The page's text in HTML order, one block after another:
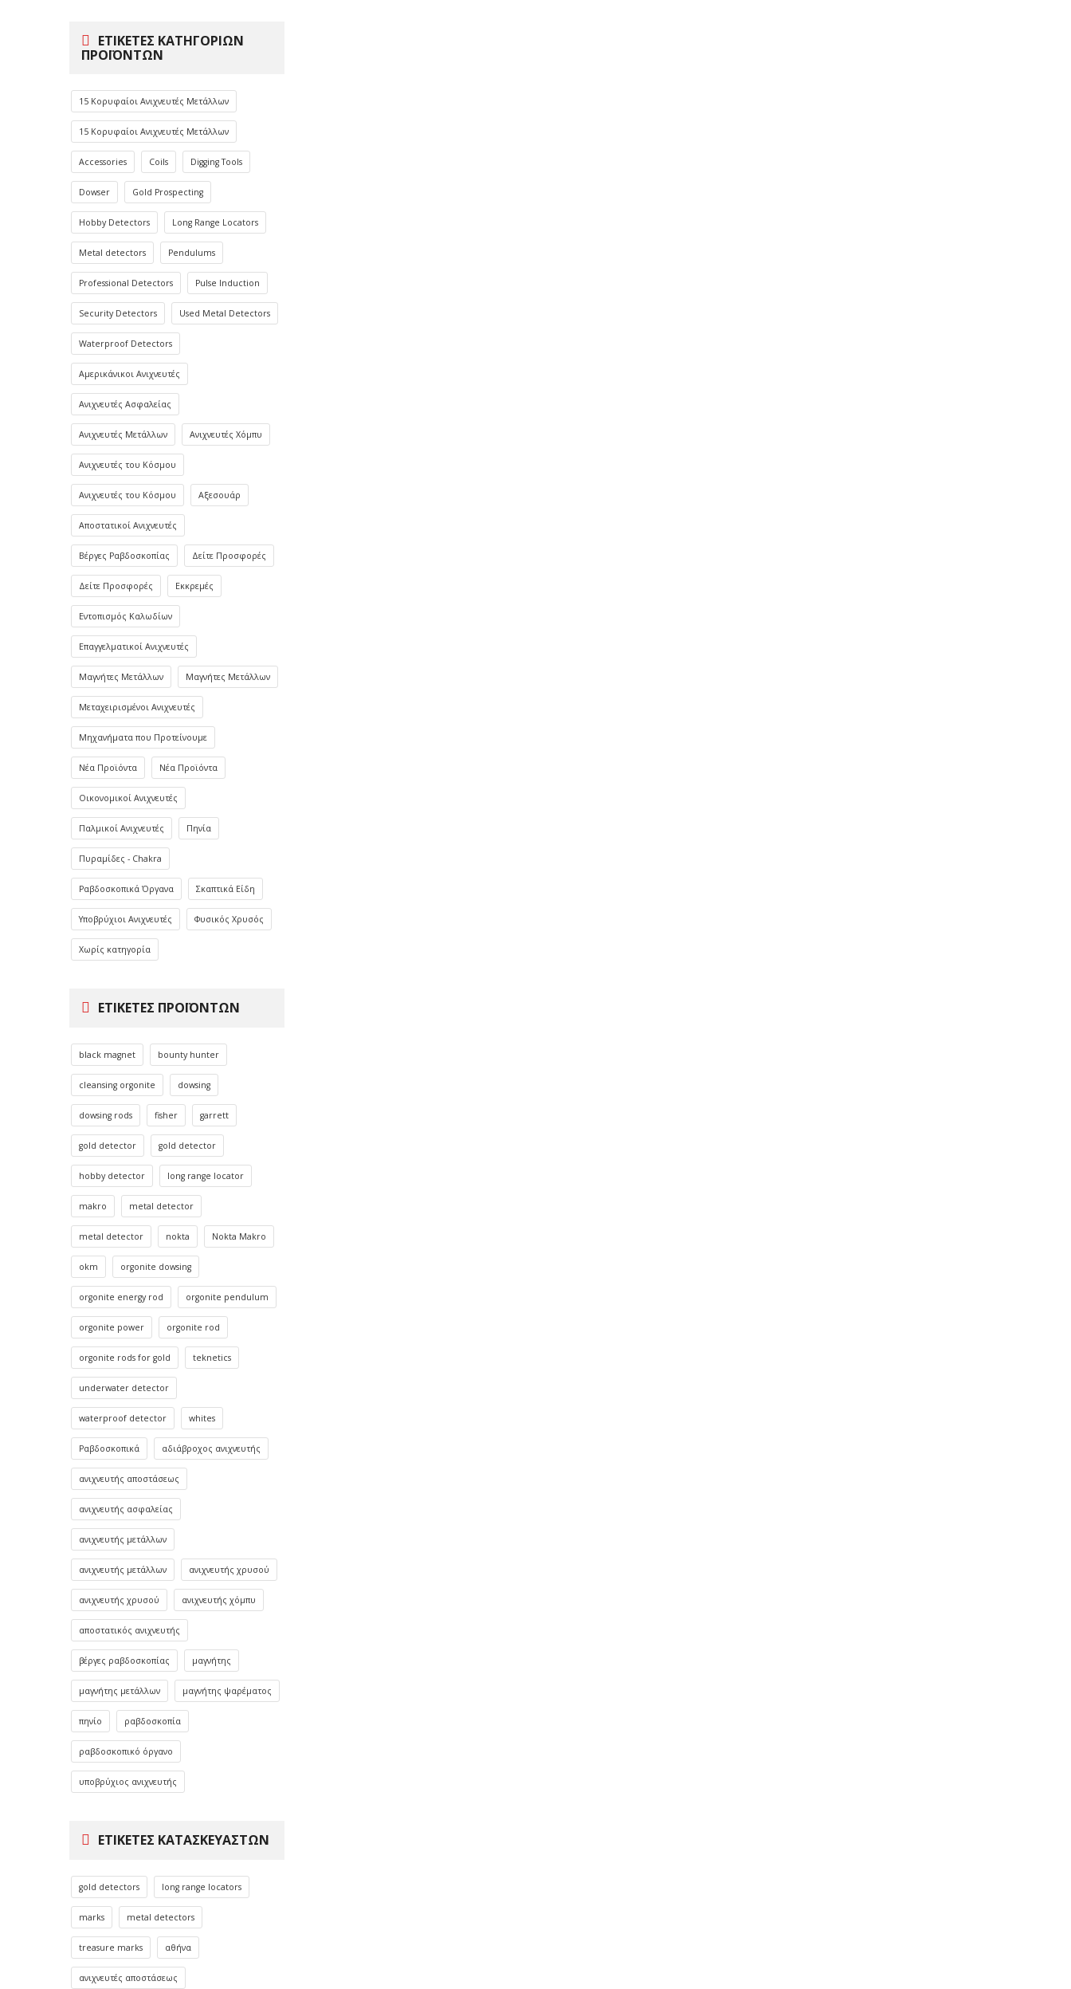
ΕΤΙΚΈΤΕΣ ΚΑΤΗΓΟΡΙΏΝ
ΠΡΟΪΌΝΤΩΝ
15 Κορυφαίοι Ανιχνευτές Μετάλλων
15 Κορυφαίοι Ανιχνευτές Μετάλλων
Accessories Coils Digging Tools
Dowser Gold Prospecting
Hobby Detectors Long Range Locators
Metal detectors Pendulums
Professional Detectors Pulse Induction
Security Detectors Used Metal Detectors
Waterproof Detectors
Αμερικάνικοι Ανιχνευτές
Ανιχνευτές Ασφαλείας
Ανιχνευτές Μετάλλων Ανιχνευτές Χόμπυ
Ανιχνευτές του Κόσμου
Ανιχνευτές του Κόσμου Αξεσουάρ
Αποστατικοί Ανιχνευτές
Βέργες Ραβδοσκοπίας Δείτε Προσφορές
Δείτε Προσφορές Εκκρεμές
Εντοπισμός Καλωδίων
Επαγγελματικοί Ανιχνευτές
Μαγνήτες Μετάλλων Μαγνήτες Μετάλλων
Μεταχειρισμένοι Ανιχνευτές
Μηχανήματα που Προτείνουμε
Νέα Προϊόντα Νέα Προϊόντα
Οικονομικοί Ανιχνευτές
Παλμικοί Ανιχνευτές Πηνία
Πυραμίδες - Chakra
Ραβδοσκοπικά Όργανα Σκαπτικά Είδη
Υποβρύχιοι Ανιχνευτές Φυσικός Χρυσός
Χωρίς κατηγορία
ΕΤΙΚΈΤΕΣ ΠΡΟΪΌΝΤΩΝ
black magnet bounty hunter
cleansing orgonite dowsing
dowsing rods fisher garrett
gold detector gold detector
hobby detector long range locator
makro metal detector
metal detector nokta Nokta Makro
okm orgonite dowsing
orgonite energy rod orgonite pendulum
orgonite power orgonite rod
orgonite rods for gold teknetics
underwater detector
waterproof detector whites
Ραβδοσκοπικά αδιάβροχος ανιχνευτής
ανιχνευτής αποστάσεως
ανιχνευτής ασφαλείας
ανιχνευτής μετάλλων
ανιχνευτής μετάλλων ανιχνευτής χρυσού
ανιχνευτής χρυσού ανιχνευτής χόμπυ
αποστατικός ανιχνευτής
βέργες ραβδοσκοπίας μαγνήτης
μαγνήτης μετάλλων μαγνήτης ψαρέματος
πηνίο ραβδοσκοπία
ραβδοσκοπικό όργανο
υποβρύχιος ανιχνευτής
ΕΤΙΚΈΤΕΣ ΚΑΤΑΣΚΕΥΑΣΤΏΝ
gold detectors long range locators
marks metal detectors
treasure marks αθήνα
ανιχνευτές αποστάσεως